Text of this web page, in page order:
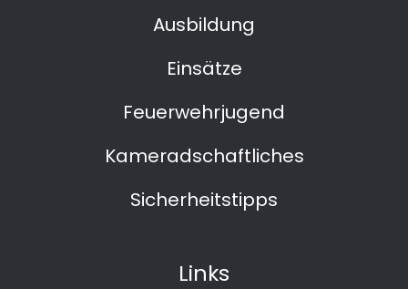
Ausbildung
Einsätze
Feuerwehrjugend
Kameradschaftliches
Sicherheitstipps
Links